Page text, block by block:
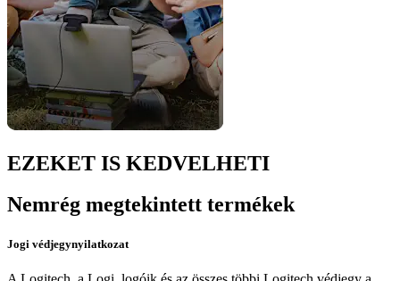
EZEKET IS KEDVELHETI
Nemrég megtekintett termékek
Jogi védjegynyilatkozat